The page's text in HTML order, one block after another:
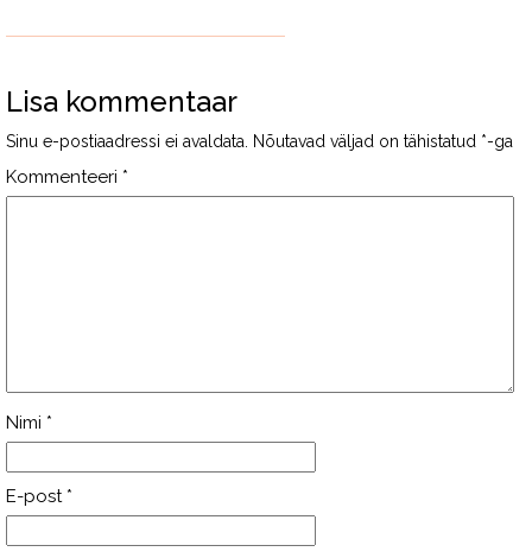
Lisa kommentaar
Sinu e-postiaadressi ei avaldata. Nõutavad väljad on tähistatud *-ga
Kommenteeri *
Nimi *
E-post *